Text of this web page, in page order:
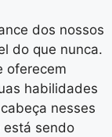
dos nossos
do que nunca.
oferecem
habilidades
nesses
está sendo